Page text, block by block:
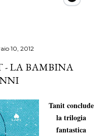
10, 2012
- LA BAMBINA
Tanit conclude
la trilogia
fantastica